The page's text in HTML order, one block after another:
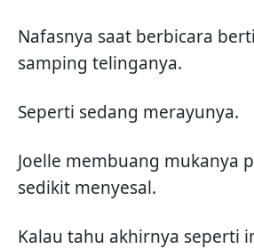
Nafasnya saat berbicara
samping telinganya.
Seperti sedang merayunya.
Joelle membuang mukanya
sedikit menyesal.
Kalau tahu akhirnya seperti